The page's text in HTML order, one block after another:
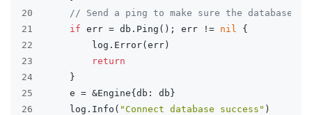
20
21
22
23
24
25
26
// Send a ping to make sure the database
if err = db.Ping(); err != nil {
		log.Error(err)
return
	}
	e = &Engine{db: db}
	log.Info(
"Connect database success" )